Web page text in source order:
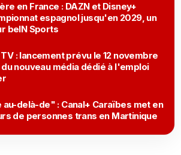
en France : DAZN et Disney+
espagnol jusqu'en 2029, un
beIN Sports
: lancement prévu le 12 novembre
nouveau média dédié à l'emploi
au-delà-de" : Canal+ Caraïbes met en
de personnes trans en Martinique